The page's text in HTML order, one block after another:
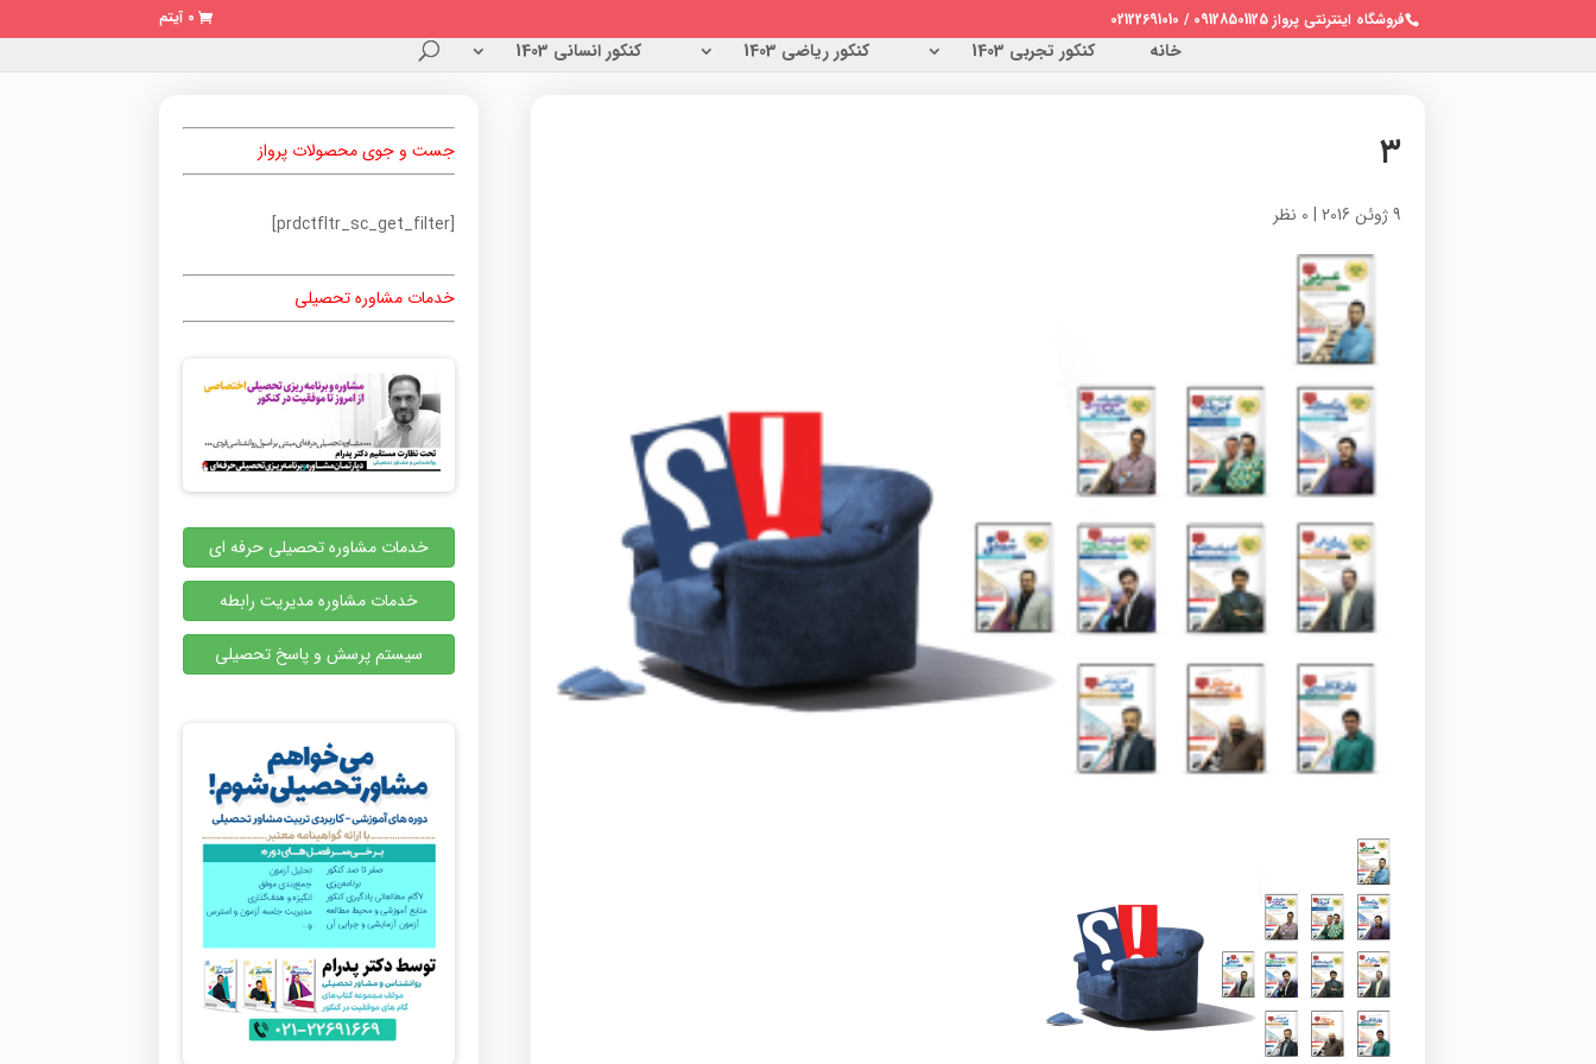
فروشگاه اینترنتی پرواز 09128501125 / 02122691010 0 آیتم
خانه کنکور تجربی 1403 کنکور ریاضی 1403 کنکور انسانی 1403
۳
9 ژوئن 2016 | 0 نظر
جست و جوی محصولات پرواز
[prdctfltr_sc_get_filter]
خدمات مشاوره تحصیلی
خدمات مشاوره تحصیلی حرفه ای
خدمات مشاوره مدیریت رابطه
سیستم پرسش و پاسخ تحصیلی